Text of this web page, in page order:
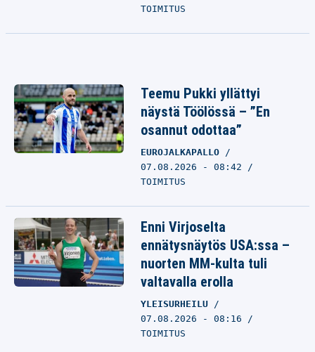
TOIMITUS
Teemu Pukki yllättyi
näystä Töölössä – ”En
osannut odottaa”
EUROJALKAPALLO
07.08.2026 - 08:42
TOIMITUS
Enni Virjoselta
ennätysnäytös USA:ssa –
nuorten MM-kulta tuli
valtavalla erolla
YLEISURHEILU
07.08.2026 - 08:16
TOIMITUS